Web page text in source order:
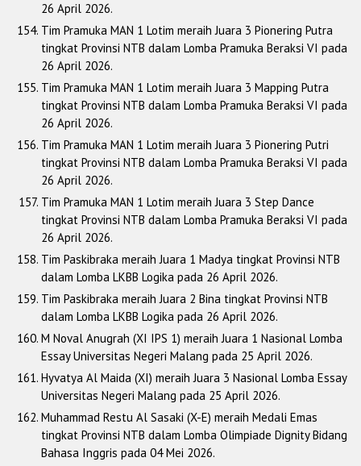
26 April 2026.
Tim Pramuka MAN 1 Lotim meraih Juara 3 Pionering Putra
tingkat Provinsi NTB dalam Lomba Pramuka Beraksi VI pada
26 April 2026.
Tim Pramuka MAN 1 Lotim meraih Juara 3 Mapping Putra
tingkat Provinsi NTB dalam Lomba Pramuka Beraksi VI pada
26 April 2026.
Tim Pramuka MAN 1 Lotim meraih Juara 3 Pionering Putri
tingkat Provinsi NTB dalam Lomba Pramuka Beraksi VI pada
26 April 2026.
Tim Pramuka MAN 1 Lotim meraih Juara 3 Step Dance
tingkat Provinsi NTB dalam Lomba Pramuka Beraksi VI pada
26 April 2026.
Tim Paskibraka meraih Juara 1 Madya tingkat Provinsi NTB
dalam Lomba LKBB Logika pada 26 April 2026.
Tim Paskibraka meraih Juara 2 Bina tingkat Provinsi NTB
dalam Lomba LKBB Logika pada 26 April 2026.
M Noval Anugrah (XI IPS 1) meraih Juara 1 Nasional Lomba
Essay Universitas Negeri Malang pada 25 April 2026.
Hyvatya Al Maida (XI) meraih Juara 3 Nasional Lomba Essay
Universitas Negeri Malang pada 25 April 2026.
Muhammad Restu Al Sasaki (X-E) meraih Medali Emas
tingkat Provinsi NTB dalam Lomba Olimpiade Dignity Bidang
Bahasa Inggris pada 04 Mei 2026.